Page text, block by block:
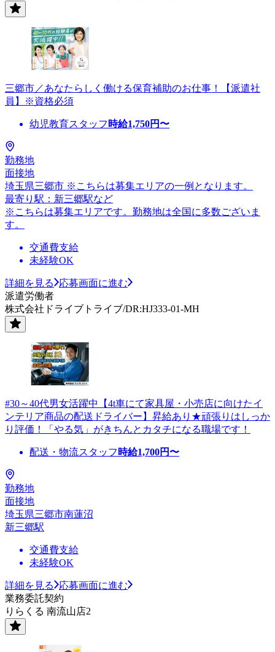
三郷市／あなたらしく働ける保育補助のお仕事！【派遣社
員】※資格必須
幼児教育スタッフ 時給1,750円〜
勤務地
面接地
埼玉県三郷市 ※こちらは募集エリアの一例となります。
最寄り駅：新三郷駅など
※こちらは募集エリアです。勤務地は全国に多数ございま
す。
交通費支給
未経験OK
詳細を見る
応募画面に進む
派遣労働者
株式会社ドライブトライブ/DR:HJ333-01-MH
#30～40代男女活躍中【4t車にて家具屋・小売店に向けたイ
ンテリア商品の配送ドライバー】昇給あり★頑張りはしっか
り評価！「やる気」がきちんとカタチになる職場です！
配送・物流スタッフ 時給1,700円〜
勤務地
面接地
埼玉県三郷市南蓮沼
新三郷駅
交通費支給
未経験OK
詳細を見る
応募画面に進む
業務委託契約
りらくる 南流山店2